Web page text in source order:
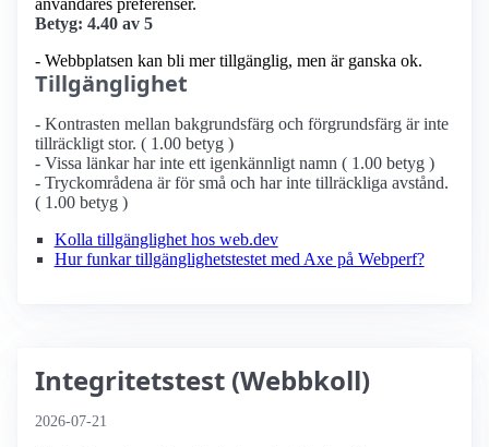
användares preferenser.
Betyg: 4.40 av 5
- Webbplatsen kan bli mer tillgänglig, men är ganska ok.
Tillgänglighet
- Kontrasten mellan bakgrundsfärg och förgrundsfärg är inte
tillräckligt stor. ( 1.00 betyg )
- Vissa länkar har inte ett igenkännligt namn ( 1.00 betyg )
- Tryckområdena är för små och har inte tillräckliga avstånd.
( 1.00 betyg )
Kolla tillgänglighet hos web.dev
Hur funkar tillgänglighetstestet med Axe på Webperf?
Integritetstest (Webbkoll)
2026-07-21